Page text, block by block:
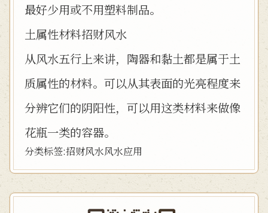
最好少用或不用塑料制品。
土属性材料招财风水
从风水五行上来讲，陶器和黏土都是属于土
质属性的材料。可以从其表面的光亮程度来
分辨它们的阴阳性，可以用这类材料来做像
花瓶一类的容器。
分类标签:招财风水风水应用